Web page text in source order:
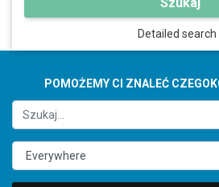
Detailed search
POMOŻEMY CI ZNALEĆ